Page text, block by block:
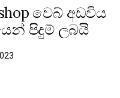
වෙබ් අඩවිය
පිදුම් ලබයි